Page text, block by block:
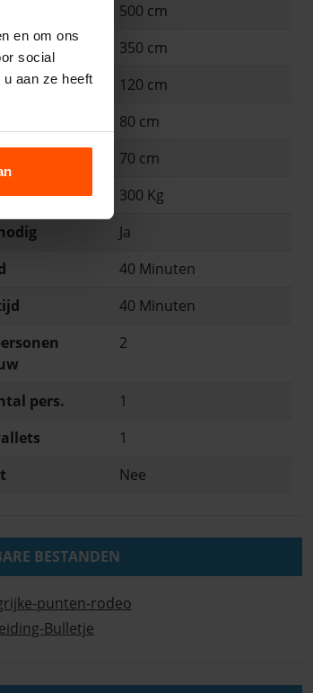
en om ons
social
aan ze heeft
500 cm
350 cm
Lengte
120 cm
80 cm
70 cm
300 Kg
Ja
40 Minuten
40 Minuten
2
pers.
1
1
Nee
BESTANDEN
punten-rodeo
Bulletje